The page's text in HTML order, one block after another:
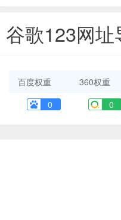
谷歌123网
百度权重 360权重
0
0